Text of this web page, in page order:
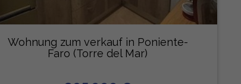
Wohnung zum verkauf in Poniente-
Faro (Torre del Mar)